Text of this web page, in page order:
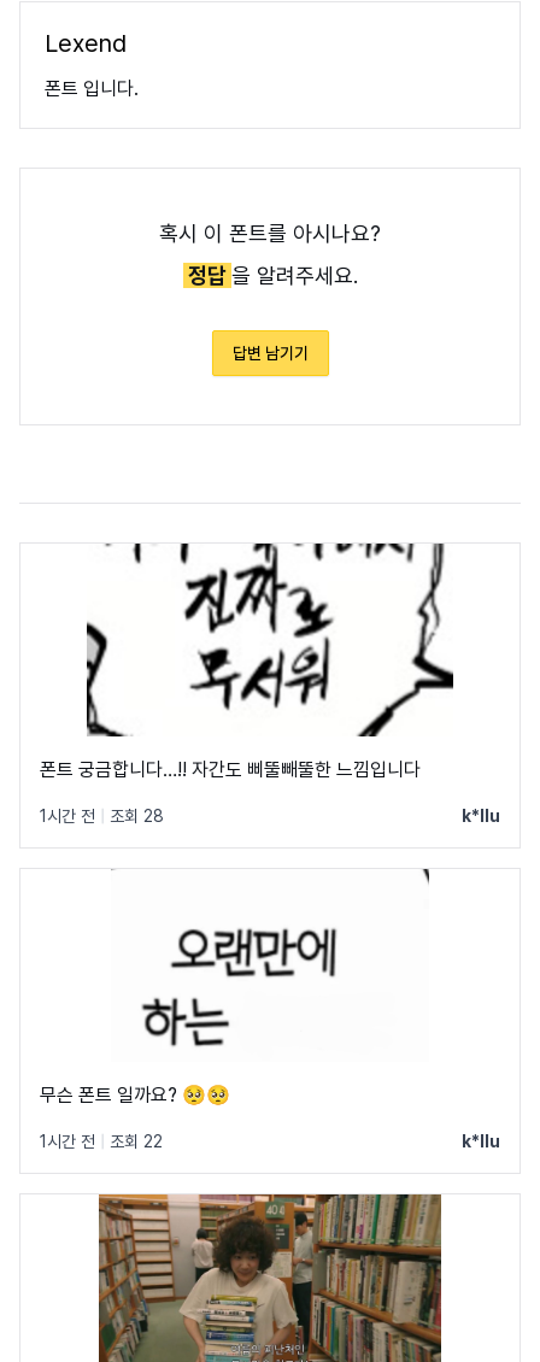
Lexend
폰트 입니다.
혹시 이 폰트를 아시나요?
정답을 알려주세요.
답변 남기기
폰트 궁금합니다…!! 자간도 삐뚤빼뚤한 느낌입니다
1시간 전 조회 28 k*llu
무슨 폰트 일까요? 🥺🥺
1시간 전 조회 22 k*llu